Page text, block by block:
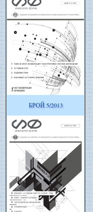
БРОЙ 5/2013